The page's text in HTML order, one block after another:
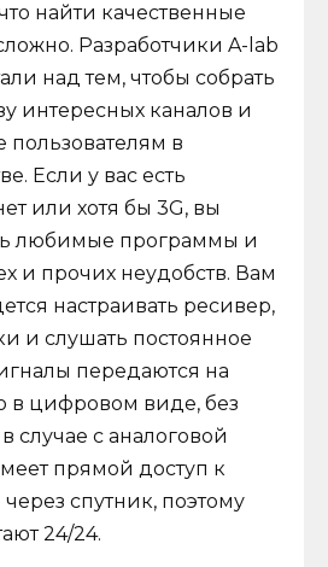
найти качественные
Разработчики A-lab
над тем, чтобы собрать
интересных каналов и
пользователям в
Если у вас есть
или хотя бы 3G, вы
любимые программы и
и прочих неудобств. Вам
настраивать ресивер,
и слушать постоянное
передаются на
в цифровом виде, без
случае с аналоговой
прямой доступ к
спутник, поэтому
24/24.